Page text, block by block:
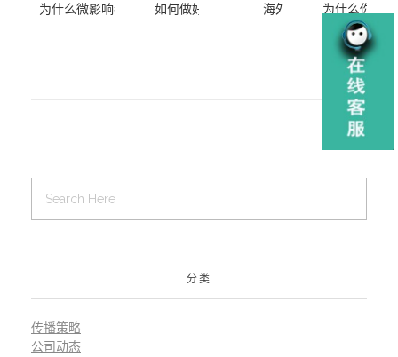
为什么微影响者可能是最有效的海外影响者营销
如何做好海外社交媒体Twitter的营销
海外网红营销的效果如
为什么你的
分类
传播策略
公司动态